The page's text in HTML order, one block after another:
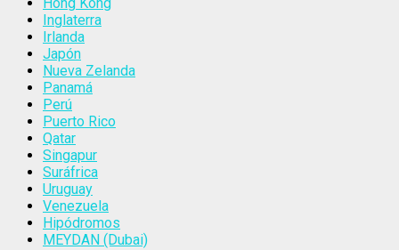
Inglaterra
Irlanda
Japón
Nueva Zelanda
Panamá
Perú
Puerto Rico
Qatar
Singapur
Suráfrica
Uruguay
Venezuela
Hipódromos
MEYDAN (Dubai)